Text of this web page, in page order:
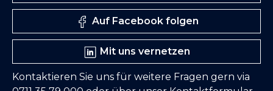
Auf Facebook folgen
Mit uns vernetzen
Kontaktieren Sie uns für weitere Fragen gern via